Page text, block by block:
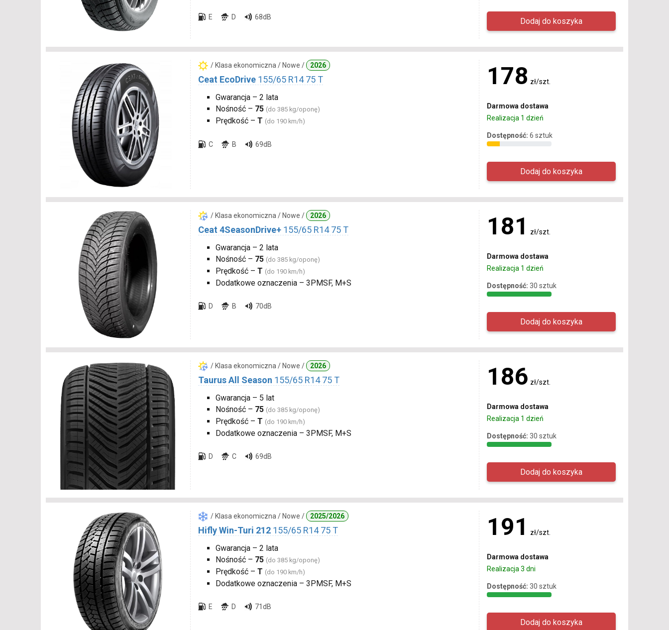
E D 68dB
/ Klasa ekonomiczna / Nowe / 2026
Ceat EcoDrive 155/65 R14 75 T
Gwarancja – 2 lata
Nośność – 75 (do 385 kg/oponę)
Prędkość – T (do 190 km/h)
C B 69dB
178 zł/szt.
Darmowa dostawa
Realizacja 1 dzień
Dostępność: 6 sztuk
/ Klasa ekonomiczna / Nowe / 2026
Ceat 4SeasonDrive+ 155/65 R14 75 T
Gwarancja – 2 lata
Nośność – 75 (do 385 kg/oponę)
Prędkość – T (do 190 km/h)
Dodatkowe oznaczenia – 3PMSF, M+S
D B 70dB
181 zł/szt.
Darmowa dostawa
Realizacja 1 dzień
Dostępność: 30 sztuk
/ Klasa ekonomiczna / Nowe / 2026
Taurus All Season 155/65 R14 75 T
Gwarancja – 5 lat
Nośność – 75 (do 385 kg/oponę)
Prędkość – T (do 190 km/h)
Dodatkowe oznaczenia – 3PMSF, M+S
D C 69dB
186 zł/szt.
Darmowa dostawa
Realizacja 1 dzień
Dostępność: 30 sztuk
/ Klasa ekonomiczna / Nowe / 2025/2026
Hifly Win-Turi 212 155/65 R14 75 T
Gwarancja – 2 lata
Nośność – 75 (do 385 kg/oponę)
Prędkość – T (do 190 km/h)
Dodatkowe oznaczenia – 3PMSF, M+S
E D 71dB
191 zł/szt.
Darmowa dostawa
Realizacja 3 dni
Dostępność: 30 sztuk